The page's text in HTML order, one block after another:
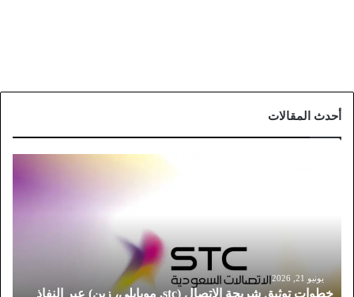
أحدث المقالات
و
يونيو 21, 2026
خطوات توثيق شريحة الاتصال (stc, موبايلي، زين) عبر النفاذ